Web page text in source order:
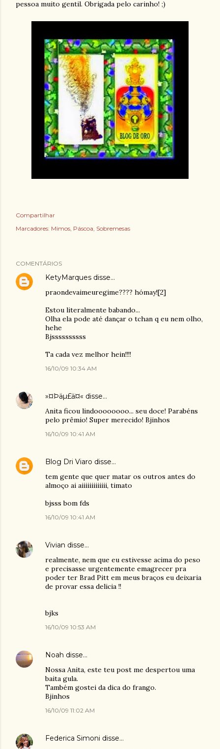
pessoa muito gentil. Obrigada pelo carinho! ;)
Compartilhar
Marcadores: Mimos Páscoa Sobremesas
COMENTÁRIOS
KetyMarques disse…
praondevaimeuregime???? hómay![2]
Estou literalmente babando...
Olha ela pode até dançar o tchan q eu nem olho,
hehe
Bjssssssssss
Ta cada vez melhor hein!!!!
16/10/09 10:34 AM
»¤Þäµ£ä¤« disse…
Anita ficou lindoooooooo... seu doce! Parabéns
pelo prêmio! Super merecido! Bjinhos
16/10/09 10:41 AM
Blog Dri Viaro disse…
tem gente que quer matar os outros antes do
almoço ai aiiiiiiiiiiiii, timato
bjsss bom fds
16/10/09 10:41 AM
Vivian disse…
realmente, nem que eu estivesse acima do peso
e precisasse urgentemente emagrecer pra
poder ter Brad Pitt em meus braços eu deixaria
de provar essa delicia !!
bjks
16/10/09 10:53 AM
Noah disse…
Nossa Anita, este teu post me despertou uma
baita gula.
Também gostei da dica do frango.
Bjinhos
16/10/09 11:02 AM
Federica Simoni disse…